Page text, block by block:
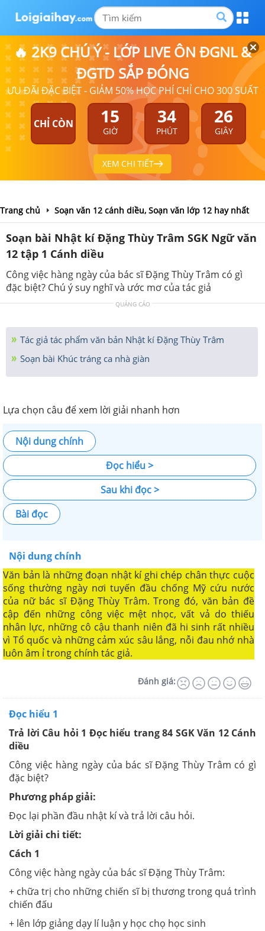
🔥 2K9 CHÚ Ý - LỚP LIVE ÔN ĐGNL &
ĐGTD SẮP ĐÓNG
ƯU ĐÃI ĐẶC BIỆT - GIẢM 50% HỌC PHÍ CHỈ CHO 300 SUẤT
CHỈ CÒN 15
GIỜ
34
PHÚT
25
GIÂY
XEM CHI TIẾT
Trang chủ Soạn văn 12 cánh diều, Soạn văn lớp 12 hay nhất
Soạn bài Nhật kí Đặng Thùy Trâm SGK Ngữ văn
12 tập 1 Cánh diều
Công việc hàng ngày của bác sĩ Đặng Thùy Trâm có gì
đặc biệt? Chú ý suy nghĩ và ước mơ của tác giả
QUẢNG CÁO
Tác giả tác phẩm văn bản Nhật kí Đặng Thùy Trâm
Soạn bài Khúc tráng ca nhà giàn
Lựa chọn câu để xem lời giải nhanh hơn
Nội dung chính
Đọc hiểu >
Sau khi đọc >
Bài đọc
Nội dung chính
Văn bản là những đoạn nhật kí ghi chép chân thực cuộc
sống thường ngày nơi tuyến đầu chống Mỹ cứu nước
của nữ bác sĩ Đặng Thùy Trâm. Trong đó, văn bản đề
cập đến những công việc mệt nhọc, vất vả do thiếu
nhân lực, những cô cậu thanh niên đã hi sinh rất nhiều
vì Tổ quốc và những cảm xúc sâu lắng, nỗi đau nhớ nhà
luôn âm ỉ trong chính tác giả.
Đánh giá:
Đọc hiểu 1
Trả lời Câu hỏi 1 Đọc hiểu trang 84 SGK Văn 12 Cánh
diều
Công việc hàng ngày của bác sĩ Đặng Thùy Trâm có gì
đặc biệt?
Phương pháp giải:
Đọc lại phần đầu nhật kí và trả lời câu hỏi.
Lời giải chi tiết:
Cách 1
Công việc hàng ngày của bác sĩ Đặng Thùy Trâm:
+ chữa trị cho những chiến sĩ bị thương trong quá trình
chiến đấu
+ lên lớp giảng dạy lí luận y học chọ học sinh